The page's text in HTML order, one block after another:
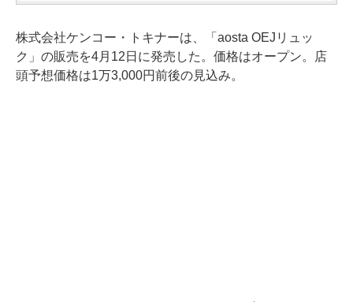
株式会社ケンコー・トキナーは、「aosta OEJリュッ
ク」の販売を4月12日に発売した。価格はオープン。店
頭予想価格は1万3,000円前後の見込み。